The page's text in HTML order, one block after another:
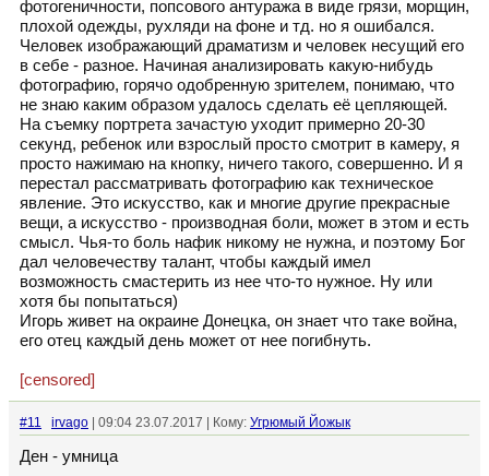
фотогеничности, попсового антуража в виде грязи, морщин,
плохой одежды, рухляди на фоне и тд. но я ошибался.
Человек изображающий драматизм и человек несущий его
в себе - разное. Начиная анализировать какую-нибудь
фотографию, горячо одобренную зрителем, понимаю, что
не знаю каким образом удалось сделать её цепляющей.
На съемку портрета зачастую уходит примерно 20-30
секунд, ребенок или взрослый просто смотрит в камеру, я
просто нажимаю на кнопку, ничего такого, совершенно. И я
перестал рассматривать фотографию как техническое
явление. Это искусство, как и многие другие прекрасные
вещи, а искусство - производная боли, может в этом и есть
смысл. Чья-то боль нафик никому не нужна, и поэтому Бог
дал человечеству талант, чтобы каждый имел
возможность смастерить из нее что-то нужное. Ну или
хотя бы попытаться)
Игорь живет на окраине Донецка, он знает что таке война,
его отец каждый день может от нее погибнуть.
[censored]
#11 irvago | 09:04 23.07.2017 | Кому: Угрюмый Йожык
Ден - умница